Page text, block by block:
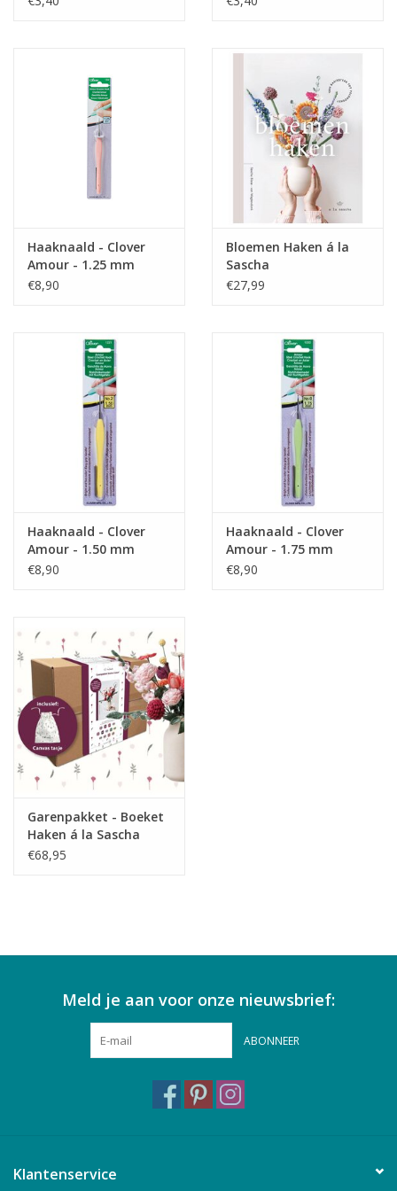
sieraden of zelfs speelgoed met de bloempatronen.
Dit is het langverwachte vervolg op ‘Bloemen haken’! Met
prachtige vormgeving en fotografie en met duidelijke patronen,
zoals je van Sascha gewend bent.
Haaknaald - Clover
Amour - 1.25 mm
€8,90
Bloemen Haken á la
Sascha
€27,99
Haaknaald - Clover
Amour - 1.50 mm
€8,90
Haaknaald - Clover
Amour - 1.75 mm
€8,90
Garenpakket - Boeket
Haken á la Sascha
€68,95
Meld je aan voor onze nieuwsbrief:
ABONNEER
Klantenservice